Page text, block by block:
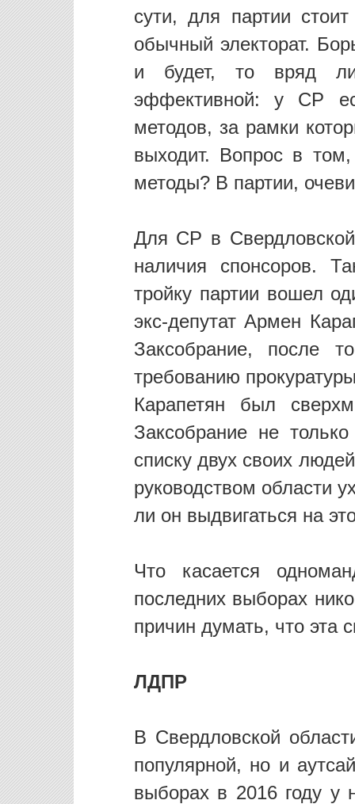
сути, для партии
обычный электорат.
и будет, то вряд ли
эффективной: у СР
методов, за рамки
выходит. Вопрос в
методы? В партии,
Для СР в Свердловской
наличия спонсоров.
тройку партии вошел
экс-депутат Армен
Заксобрание, после
требованию
Карапетян был
Заксобрание не
списку двух своих
руководством области
ли он выдвигаться на
Что касается
последних выборах
причин думать, что эта
ЛДПР
В Свердловской
популярной, но и
выборах в 2016 году у